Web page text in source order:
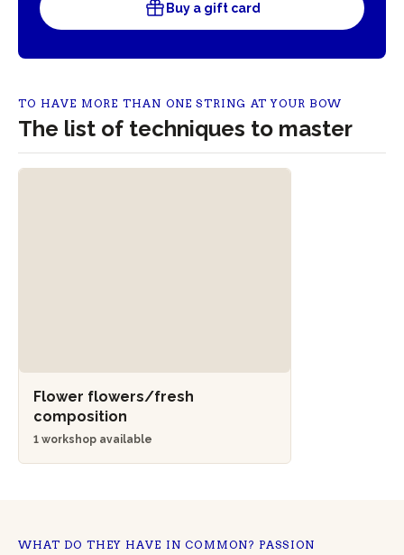
Buy a gift card
TO HAVE MORE THAN ONE STRING AT YOUR BOW
The list of techniques to master
Flower flowers/fresh
composition
1 workshop available
WHAT DO THEY HAVE IN COMMON? PASSION